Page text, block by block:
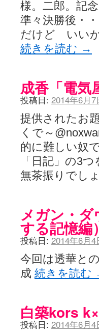
様。二郎。記
準々決勝後・
だけど いい
続きを読む →
成香「電気
投稿日: 2014年6月7
提供されたお
くで～
的に難しい奴
「日記」の3
無茶振りでし
メガン・
する記憶編
投稿日: 2014年6月4
今回は透華と
成 続きを読む
白築kors
投稿日: 2014年6月4